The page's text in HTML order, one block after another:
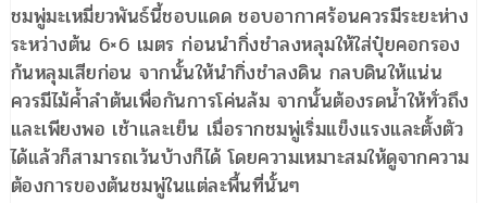
ชมพู่มะเหมี่ยวพันธ์นี้ชอบแดด ชอบอากาศร้อนควรมีระยะห่าง
ระหว่างต้น 6×6 เมตร ก่อนนำกิ่งชำลงหลุมให้ใส่ปุ๋ยคอกรอง
ก้นหลุมเสียก่อน จากนั้นให้นำกิ่งชำลงดิน กลบดินให้แน่น
ควรมีไม้ค้ำลำต้นเพื่อกันการโค่นล้ม จากนั้นต้องรดน้ำให้ทั่วถึง
และเพียงพอ เช้าและเย็น เมื่อรากชมพู่เริ่มแข็งแรงและตั้งตัว
ได้แล้วก็สามารถเว้นบ้างก็ได้ โดยความเหมาะสมให้ดูจากความ
ต้องการของต้นชมพู่ในแต่ละพื้นที่นั้นๆ